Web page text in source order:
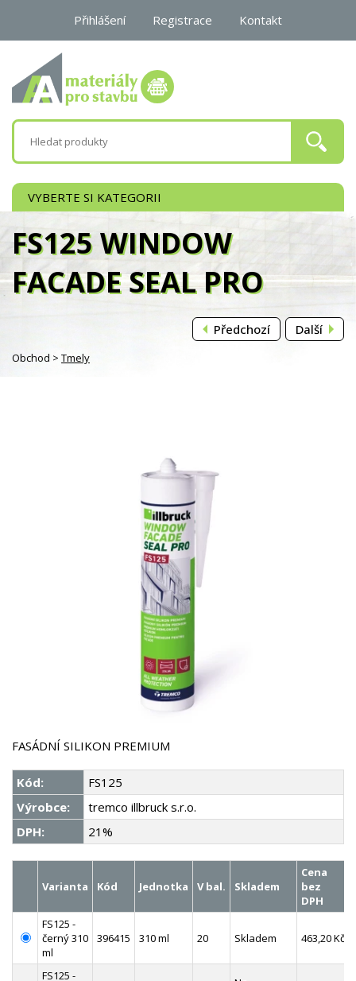
Přihlášení Registrace Kontakt
VYBERTE SI KATEGORII
0 Kč
FS125 WINDOW
FACADE SEAL PRO
Předchozí Další
Obchod > Tmely
FASÁDNÍ SILIKON PREMIUM
Kód:
FS125
Výrobce:
tremco illbruck s.r.o.
DPH:
21%
Varianta Kód Jednotka V bal. Skladem
Cena
bez
DPH
FS125 -
černý 310
ml
396415 310 ml 20 Skladem 463,20 Kč
FS125 -